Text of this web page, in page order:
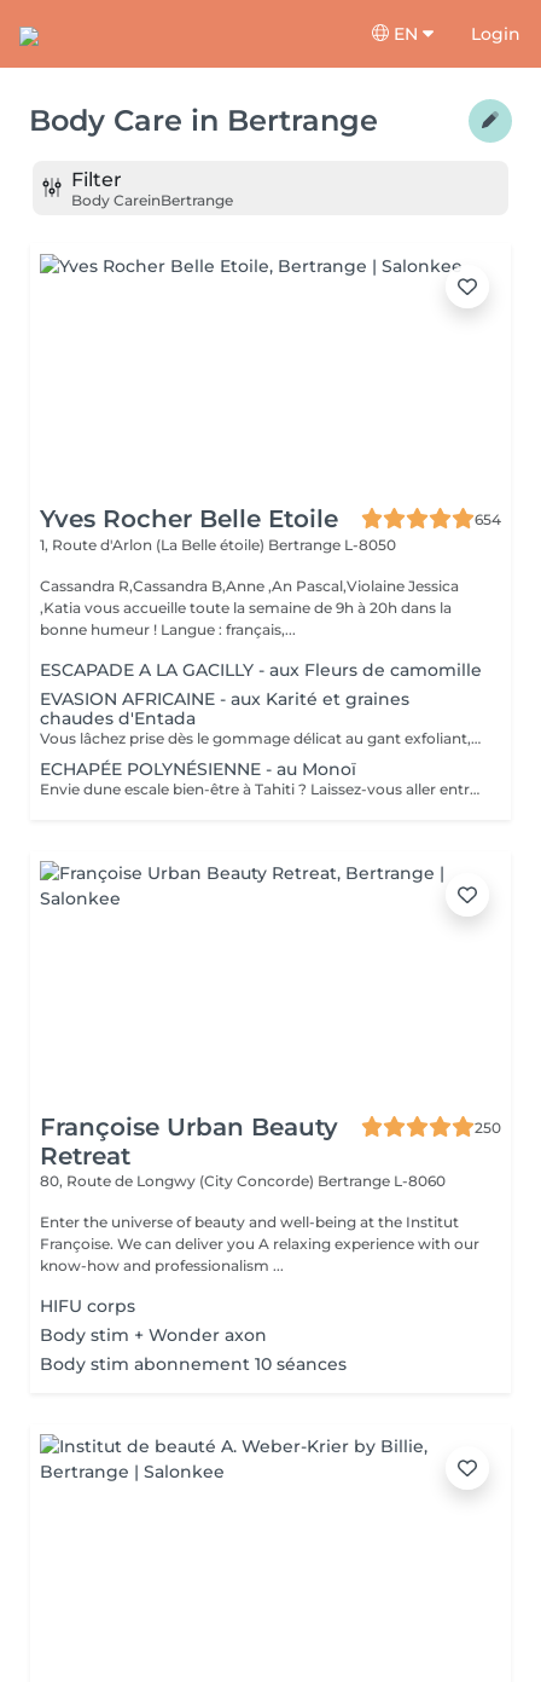
EN Login
Body Care in Bertrange
Filter
Body CareinBertrange
Yves Rocher Belle Etoile
654
1, Route d'Arlon (La Belle étoile) Bertrange L-8050
Cassandra R,Cassandra B,Anne ,An Pascal,Violaine Jessica
,Katia vous accueille toute la semaine de 9h à 20h dans la
bonne humeur ! Langue : français,...
ESCAPADE A LA GACILLY - aux Fleurs de camomille
EVASION AFRICAINE - aux Karité et graines
chaudes d'Entada
Vous lâchez prise dès le gommage délicat au gant exfoliant, qui alterne lissages et effleurages. Notre esthéticienne applique ensuite lonctueuse huile Orientale à base dhuile dArgan sur lensemble de votre corps et grâce à sa gestuelle précise libère lensemble des tensions. Bénéfices : Vous êtes délassée et votre peau est douce et satinée.
ECHAPÉE POLYNÉSIENNE - au Monoï
Envie dune escale bien-être à Tahiti ? Laissez-vous aller entre nos mains, lors dun voyage des sens à lhuile de Monoï. Secret de beauté des vahinés, le Monoï est extrait des fleurs de Tiaré, emblèmes de Tahiti. Ce modelage inspiré de la tradition ancestrale polynésienne permet à lensemble de votre corps de retrouver son harmonie. De longs mouvements des mains et des avant-bras, au rythme du va-et-vient des vagues, chassent les toxines et libèrent les tensions. Votre corps et votre esprit sont apaisés. Vous repartez avec la peau soyeuse et parfumée du divin sillage des fleurs de Tahiti.
Françoise Urban Beauty
Retreat
250
80, Route de Longwy (City Concorde) Bertrange L-8060
Enter the universe of beauty and well-being at the Institut
Françoise. We can deliver you A relaxing experience with our
know-how and professionalism ...
HIFU corps
Body stim + Wonder axon
Body stim abonnement 10 séances